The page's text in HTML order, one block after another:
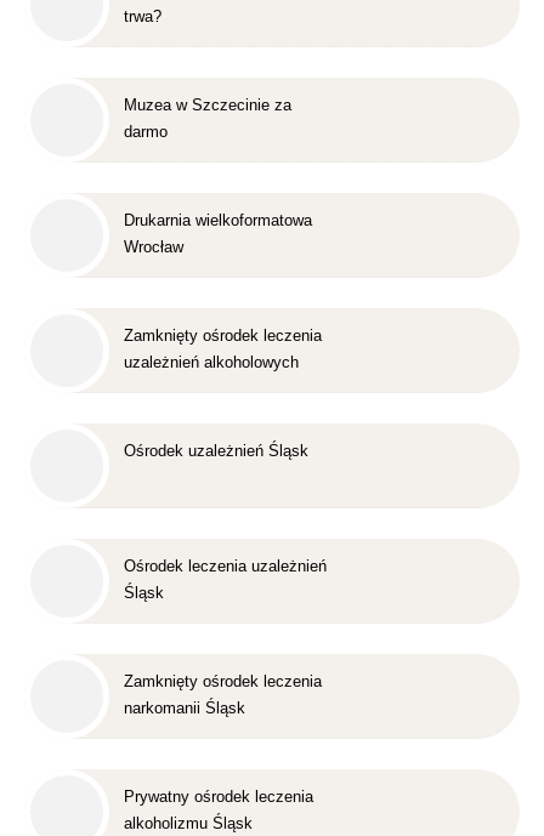
trwa?
Muzea w Szczecinie za
darmo
Drukarnia wielkoformatowa
Wrocław
Zamknięty ośrodek leczenia
uzależnień alkoholowych
Ośrodek uzależnień Śląsk
Ośrodek leczenia uzależnień
Śląsk
Zamknięty ośrodek leczenia
narkomanii Śląsk
Prywatny ośrodek leczenia
alkoholizmu Śląsk